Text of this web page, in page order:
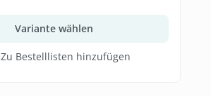
Variante wählen
Zu Bestelllisten hinzufügen